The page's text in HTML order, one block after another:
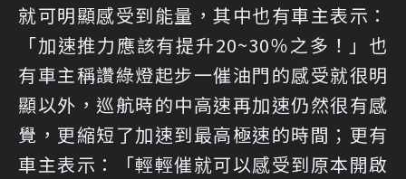
就可明顯感受到能量，其中也有車主表示：
「加速推力應該有提升20~30％之多！」也
有車主稱讚綠燈起步一催油門的感受就很明
顯以外，巡航時的中高速再加速仍然很有感
覺，更縮短了加速到最高極速的時間；更有
車主表示：「輕輕催就可以感受到原本開啟